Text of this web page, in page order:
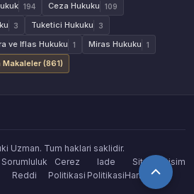
194 Ceza Hukuku 109
3 Tuketici Hukuku 3
ve Iflas Hukuku 1 Miras Hukuku 1
Makaleler (861)
Uzman. Tum haklari saklidir.
Sorumluluk
Reddi
Cerez
Politikasi
Iade
Politikasi
Site
Haritasi
Iletisim